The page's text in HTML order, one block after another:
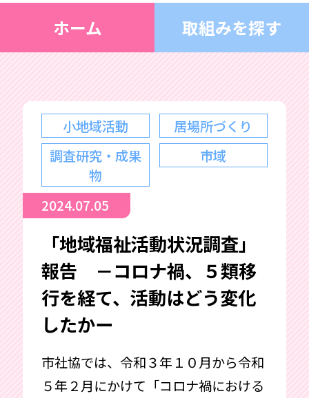
ホーム 取組みを探す
小地域活動
居場所づくり
調査研究・成果
物
市域
2024.07.05
「地域福祉活動状況調査」
報告 －コロナ禍、５類移
行を経て、活動はどう変化
したかー
市社協では、令和３年１０月から令和
５年２月にかけて「コロナ禍における